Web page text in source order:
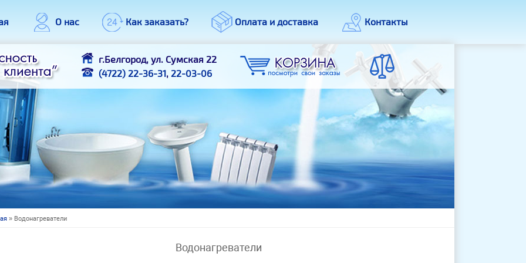
О нас Как заказать? Оплата и доставка Контакты
г.Белгород, ул. Сумская 22
(4722) 22-36-31, 22-03-06
» Водонагреватели
Водонагреватели